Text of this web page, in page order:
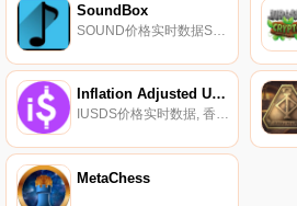
SoundBox
SOUND价格实时数据SoundBox是世界上第一个Listen2Earn系统。我们正在构建一个元宇宙,将音乐世界带入区块链网络。SoundBox将让知名人士有机会在{SoundBox]元宇宙世界举办音乐会和活动。世界明星将与他们的粉丝见面,在SoundBox元宇宙世界组织音乐会和活动.
Inflation Adjusted USDS
IUSDS价格实时数据, 香料贸易协议引入了一个新的革命性概念：一种自动调整和抵御通货膨胀的稳定硬币。随着美国劳工统计局每月发布CPI数据,iUSDS的挂钩汇率将根据通货膨胀（或通货紧缩）进行调整。这里的目标是创造一种稳定的硬币,保持美元的相对购买力.
MetaChess